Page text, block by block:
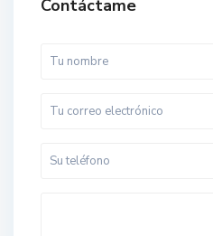
Contáctame